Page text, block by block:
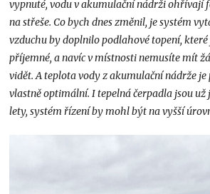
vypnuté, vodu v akumulační nádrži ohřívají
na střeše. Co bych dnes změnil, je systém
vzduchu by doplnilo podlahové topení,
příjemné, a navíc v místnosti nemusíte mít
vidět. A teplota vody z akumulační nádrže
vlastně optimální. I tepelná čerpadla jsou už
lety, systém řízení by mohl být na vyšší